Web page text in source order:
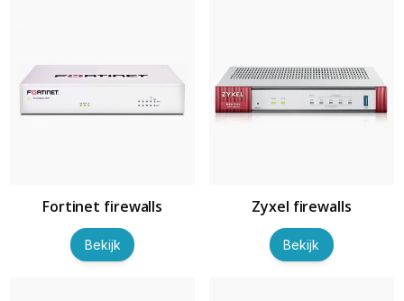
Fortinet firewalls
Bekijk
Zyxel firewalls
Bekijk